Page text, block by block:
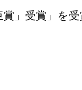
」受賞」を受